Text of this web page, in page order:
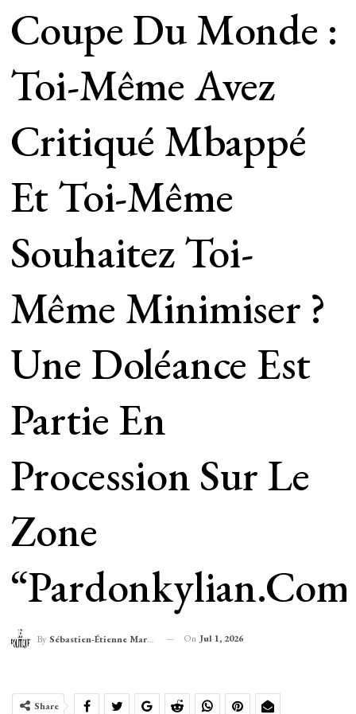
Coupe Du Monde :
Toi-Même Avez
Critiqué Mbappé
Et Toi-Même
Souhaitez Toi-
Même Minimiser ?
Une Doléance Est
Partie En
Procession Sur Le
Zone
By Sébastien-Étienne Marechal On Jul 1, 2026
Share